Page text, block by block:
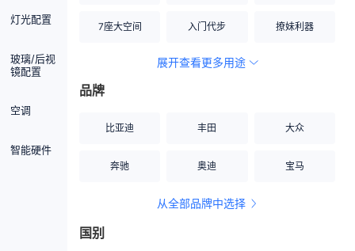
灯光配置
玻璃/后视
镜配置
空调
智能硬件
7座大空间 入门代步 撩妹利器
空间宽敞
展开查看更多用途
品牌
比亚迪 丰田 大众
奔驰 奥迪 宝马
从全部品牌中选择
国别